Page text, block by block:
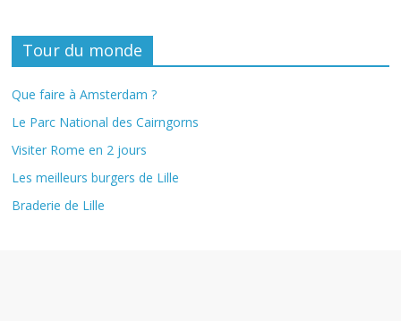
Tour du monde
Que faire à Amsterdam ?
Le Parc National des Cairngorns
Visiter Rome en 2 jours
Les meilleurs burgers de Lille
Braderie de Lille